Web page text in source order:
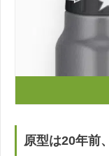
原型は20年前